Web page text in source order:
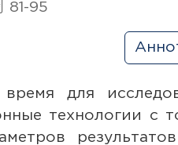
81-95
для
технологии с